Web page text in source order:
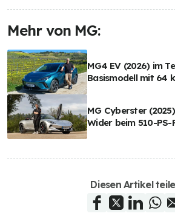
Mehr von MG:
MG4 EV (2026) im
Basismodell mit 64
MG Cyberster
Wider beim 510-
Diesen Artikel